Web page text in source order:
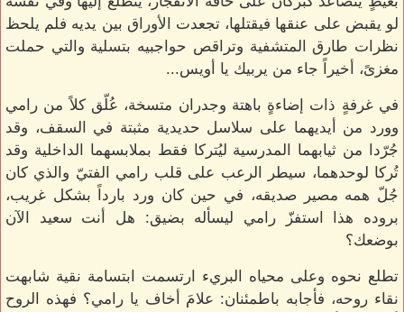
لو يقبض على عنقها فيقتلها، تجعدت الأوراق بين يديه فلم يلحظ
نظرات طارق المتشفية وتراقص حواجبيه بتسلية والتي حملت
مغزىً، أخيراً جاء من يربيك يا أويس...
في غرفةٍ ذات إضاءةٍ باهتة وجدران متسخة، عُلّق كلاً من رامي
وورد من أيديهما على سلاسل حديدية مثبتة في السقف، وقد
جُرّدا من ثيابهما المدرسية ليُتركا فقط بملابسهما الداخلية وقد
تُركا لوحدهما، سيطر الرعب على قلب رامي الفتيّ والذي كان
جُلّ همه مصير صديقه، في حين كان ورد بارداً بشكل غريب،
بروده هذا استفزّ رامي ليسأله بضيق: هل أنت سعيد الآن
بوضعك؟
تطلع نحوه وعلى محياه البريء ارتسمت ابتسامة نقية شابهت
نقاء روحه، فأجابه باطمئنان: علامَ أخاف يا رامي؟ فهذه الروح